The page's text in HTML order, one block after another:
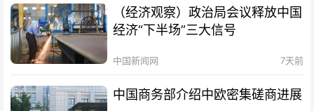
（经济观察）政治局会议释放中国
经济“下半场”三大信号
中国新闻网 7天前
中国商务部介绍中欧密集磋商进展